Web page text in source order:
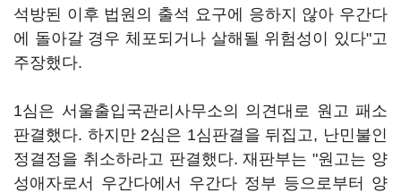
석방된 이후 법원의 출석 요구에 응하지 않아 우간다
에 돌아갈 경우 체포되거나 살해될 위험성이 있다"고
주장했다.
1심은 서울출입국관리사무소의 의견대로 원고 패소
판결했다. 하지만 2심은 1심판결을 뒤집고, 난민불인
정결정을 취소하라고 판결했다. 재판부는 "원고는 양
성애자로서 우간다에서 우간다 정부 등으로부터 양